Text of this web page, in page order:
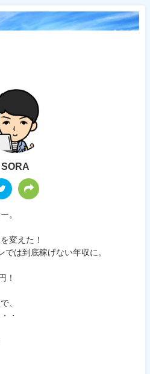
SORA
。
変えた！
では到底稼げない年収に。
！
、
・